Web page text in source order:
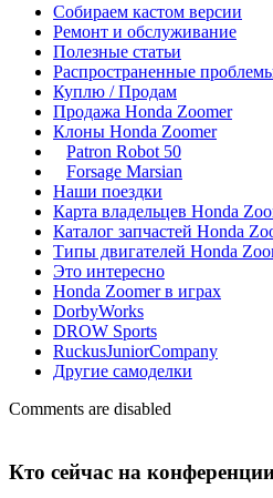
Собираем кастом версии
Ремонт и обслуживание
Полезные статьи
Распространенные
Куплю / Продам
Продажа Honda Zoomer
Клоны Honda Zoomer
Patron Robot 50
Forsage Marsian
Наши поездки
Карта владельцев Honda
Каталог запчастей Honda
Типы двигателей Honda
Это интересно
Honda Zoomer в играх
DorbyWorks
DROW Sports
RuckusJuniorCompany
Другие самоделки
Comments are disabled
Кто сейчас на